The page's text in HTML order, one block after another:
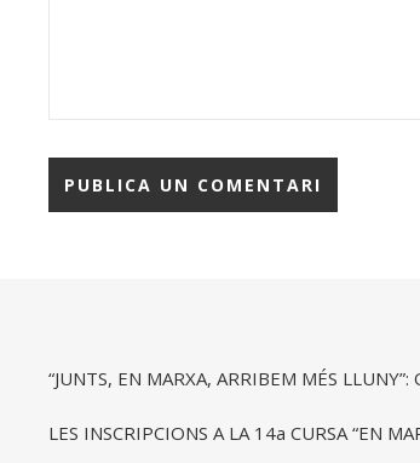
“JUNTS, EN MARXA, ARRIBEM MÉS LLUNY”:
LES INSCRIPCIONS A LA 14a CURSA “EN